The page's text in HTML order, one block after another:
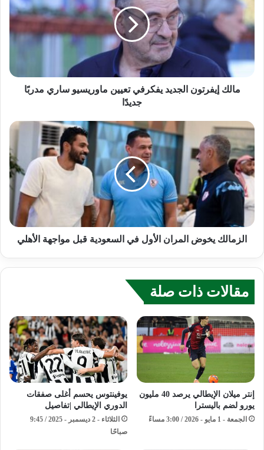
مالك إيفرتون الجديد يفكرفي تعيين ماوريسيو ساري مدربًا
جديدًا
الزمالك يخوض المران الأول في السعودية قبل مواجهة الأهلي
مقالات ذات صلة
إنتر ميلان الإيطالي يرصد 40 مليون
يورو لضم باليسترا
الجمعة - 1 مايو - 2026 / 3:00 مساءً
يوفينتوس يحسم أغلى صفقات
الدوري الإيطالي |تفاصيل
الثلاثاء - 2 ديسمبر - 2025 / 9:45
صباحًا